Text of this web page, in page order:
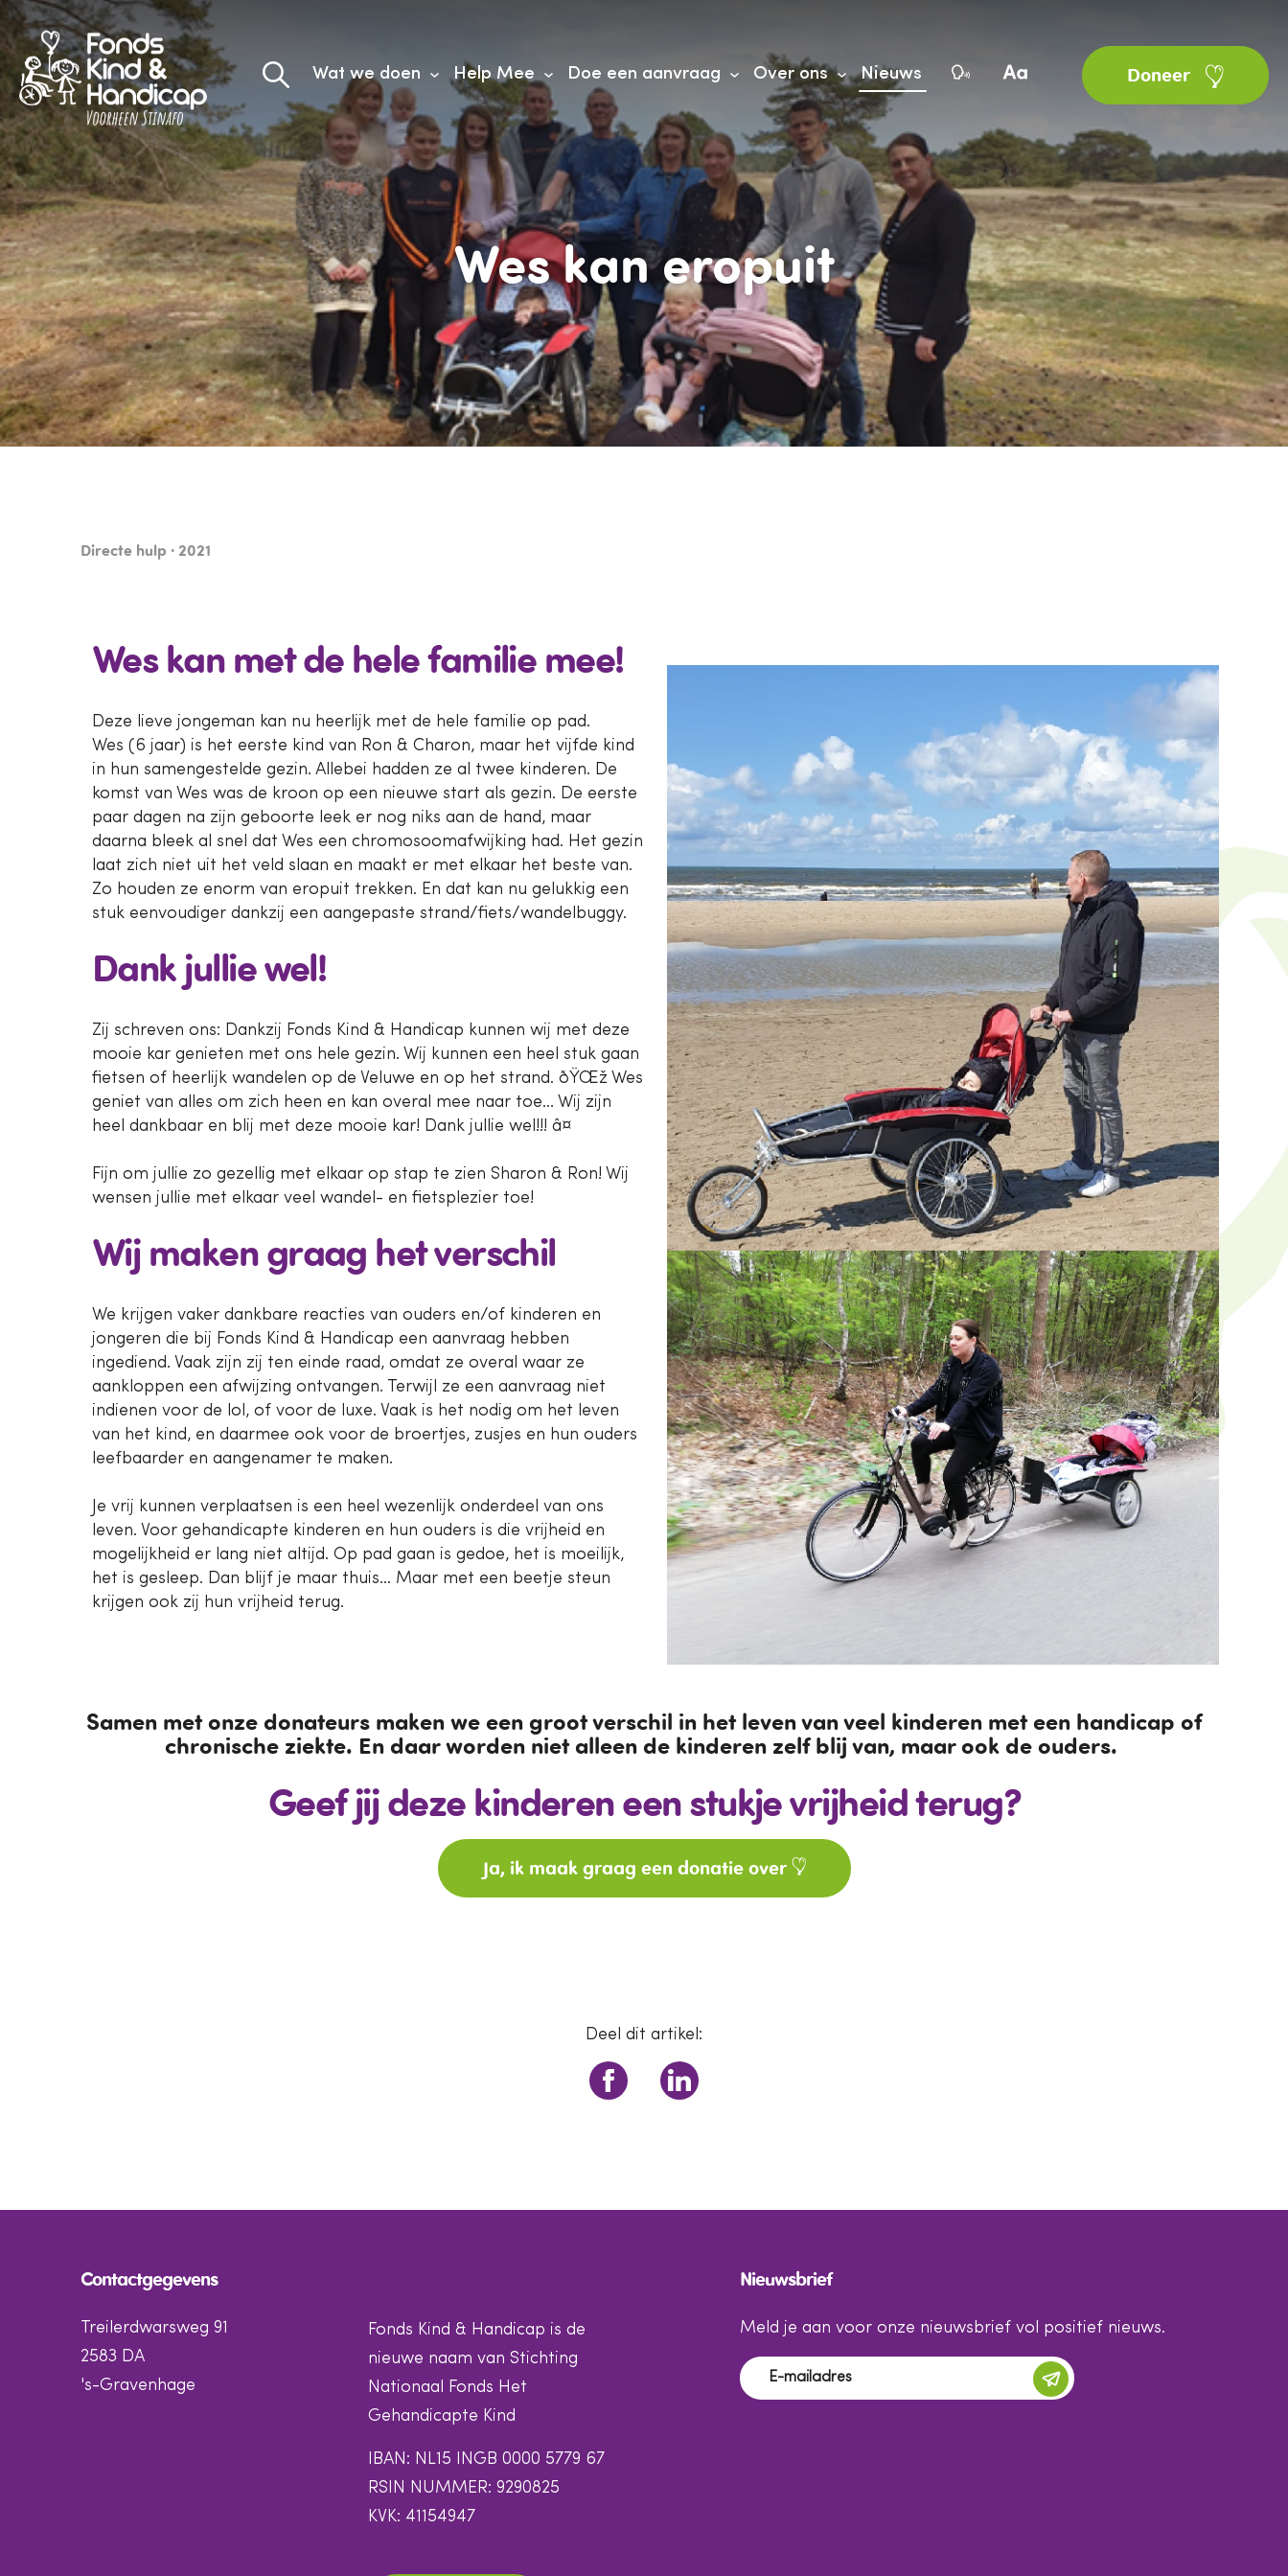
Wat we doen Help Mee Doe een aanvraag Over ons Nieuws Doneer
Wes kan eropuit
Directe hulp · 2021
Wes kan met de hele familie mee!
Deze lieve jongeman kan nu heerlijk met de hele familie op pad.
Wes (6 jaar) is het eerste kind van Ron & Charon, maar het vijfde kind
in hun samengestelde gezin. Allebei hadden ze al twee kinderen. De
komst van Wes was de kroon op een nieuwe start als gezin. De eerste
paar dagen na zijn geboorte leek er nog niks aan de hand, maar
daarna bleek al snel dat Wes een chromosoomafwijking had. Het gezin
laat zich niet uit het veld slaan en maakt er met elkaar het beste van.
Zo houden ze enorm van eropuit trekken. En dat kan nu gelukkig een
stuk eenvoudiger dankzij een aangepaste strand/fiets/wandelbuggy.
Dank jullie wel!
Zij schreven ons: Dankzij Fonds Kind & Handicap kunnen wij met deze
mooie kar genieten met ons hele gezin. Wij kunnen een heel stuk gaan
fietsen of heerlijk wandelen op de Veluwe en op het strand. ðŸŒž Wes
geniet van alles om zich heen en kan overal mee naar toe… Wij zijn
heel dankbaar en blij met deze mooie kar! Dank jullie wel!!! â¤
Fijn om jullie zo gezellig met elkaar op stap te zien Sharon & Ron! Wij
wensen jullie met elkaar veel wandel- en fietsplezier toe!
Wij maken graag het verschil
We krijgen vaker dankbare reacties van ouders en/of kinderen en
jongeren die bij Fonds Kind & Handicap een aanvraag hebben
ingediend. Vaak zijn zij ten einde raad, omdat ze overal waar ze
aankloppen een afwijzing ontvangen. Terwijl ze een aanvraag niet
indienen voor de lol, of voor de luxe. Vaak is het nodig om het leven
van het kind, en daarmee ook voor de broertjes, zusjes en hun ouders
leefbaarder en aangenamer te maken.
Je vrij kunnen verplaatsen is een heel wezenlijk onderdeel van ons
leven. Voor gehandicapte kinderen en hun ouders is die vrijheid en
mogelijkheid er lang niet altijd. Op pad gaan is gedoe, het is moeilijk,
het is gesleep. Dan blijf je maar thuis… Maar met een beetje steun
krijgen ook zij hun vrijheid terug.
Samen met onze donateurs maken we een groot verschil in het leven van veel kinderen met een handicap of
chronische ziekte. En daar worden niet alleen de kinderen zelf blij van, maar ook de ouders.
Geef jij deze kinderen een stukje vrijheid terug?
Ja, ik maak graag een donatie over
Deel dit artikel:
Contactgegevens
Treilerdwarsweg 91
2583 DA
's-Gravenhage
Fonds Kind & Handicap is de
nieuwe naam van Stichting
Nationaal Fonds Het
Gehandicapte Kind
IBAN: NL15 INGB 0000 5779 67
RSIN NUMMER: 9290825
KVK: 41154947
Nieuwsbrief
Meld je aan voor onze nieuwsbrief vol positief nieuws.